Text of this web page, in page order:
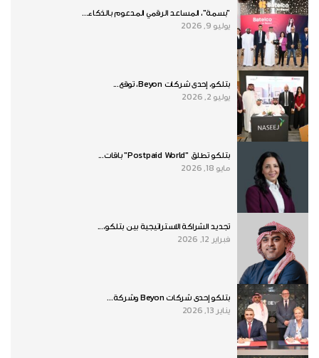
"بسمة"، المساعد الرقمي المدعوم بالذكاء...
يوليو 9, 2026
بتلكو، إحدى شركات Beyon، توقع...
يوليو 2, 2026
بتلكو تطلق "Postpaid World" باقات...
مايو 18, 2026
تجديد الشراكة الاستراتيجية بين بتلكو،...
فبراير 12, 2026
بتلكو إحدى شركات Beyon وشركة...
يناير 13, 2026